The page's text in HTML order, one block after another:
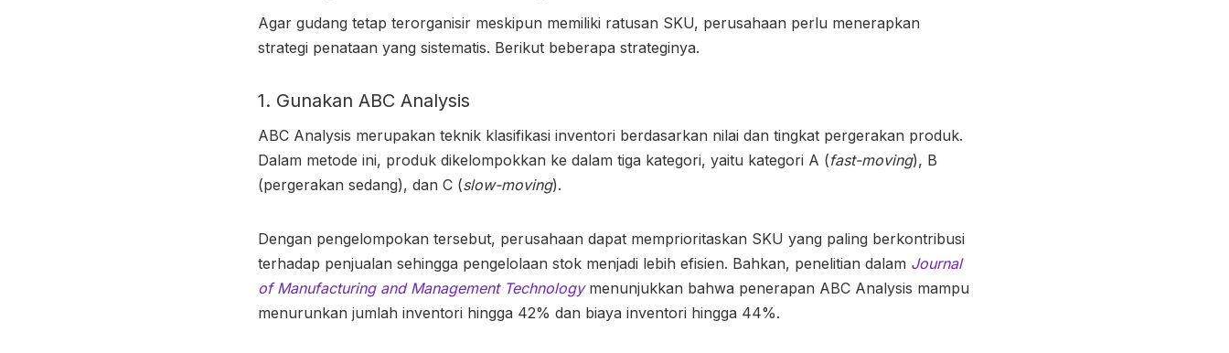
Agar gudang tetap terorganisir meskipun memiliki ratusan SKU, perusahaan perlu menerapkan
strategi penataan yang sistematis. Berikut beberapa strateginya.
1. Gunakan ABC Analysis
ABC Analysis merupakan teknik klasifikasi inventori berdasarkan nilai dan tingkat pergerakan produk.
Dalam metode ini, produk dikelompokkan ke dalam tiga kategori, yaitu kategori A (fast-moving), B
(pergerakan sedang), dan C (slow-moving).
Dengan pengelompokan tersebut, perusahaan dapat memprioritaskan SKU yang paling berkontribusi
terhadap penjualan sehingga pengelolaan stok menjadi lebih efisien. Bahkan, penelitian dalam Journal
of Manufacturing and Management Technologymenunjukkan bahwa penerapan ABC Analysis mampu
menurunkan jumlah inventori hingga 42% dan biaya inventori hingga 44%.